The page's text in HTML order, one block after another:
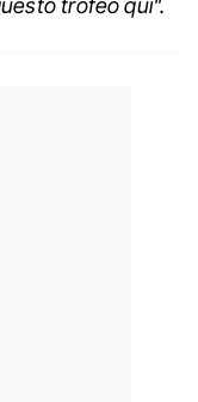
trofeo qui".